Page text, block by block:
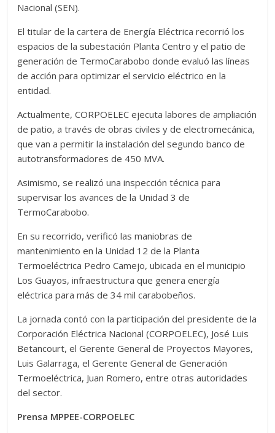
Nacional (SEN).
El titular de la cartera de Energía Eléctrica recorrió los
espacios de la subestación Planta Centro y el patio de
generación de TermoCarabobo donde evaluó las líneas
de acción para optimizar el servicio eléctrico en la
entidad.
Actualmente, CORPOELEC ejecuta labores de ampliación
de patio, a través de obras civiles y de electromecánica,
que van a permitir la instalación del segundo banco de
autotransformadores de 450 MVA.
Asimismo, se realizó una inspección técnica para
supervisar los avances de la Unidad 3 de
TermoCarabobo.
En su recorrido, verificó las maniobras de
mantenimiento en la Unidad 12 de la Planta
Termoeléctrica Pedro Camejo, ubicada en el municipio
Los Guayos, infraestructura que genera energía
eléctrica para más de 34 mil carabobeños.
La jornada contó con la participación del presidente de la
Corporación Eléctrica Nacional (CORPOELEC), José Luis
Betancourt, el Gerente General de Proyectos Mayores,
Luis Galarraga, el Gerente General de Generación
Termoeléctrica, Juan Romero, entre otras autoridades
del sector.
Prensa MPPEE-CORPOELEC